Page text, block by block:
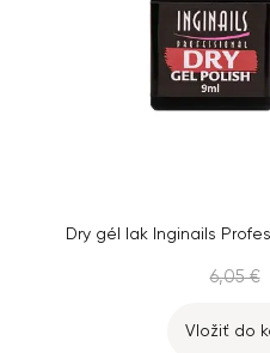
6,05 €
Vložiť do